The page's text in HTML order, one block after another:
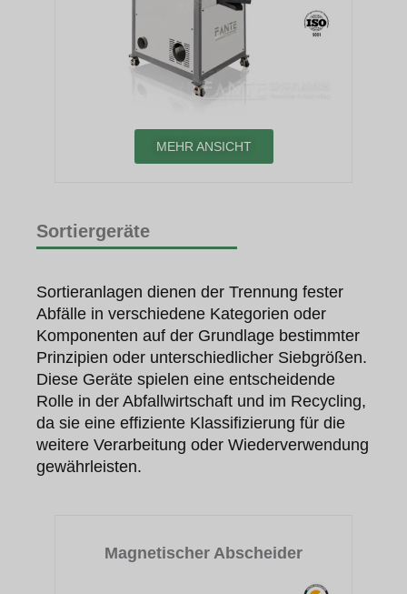
MEHR ANSICHT
Sortiergeräte
Sortieranlagen dienen der Trennung fester
Abfälle in verschiedene Kategorien oder
Komponenten auf der Grundlage bestimmter
Prinzipien oder unterschiedlicher Siebgrößen.
Diese Geräte spielen eine entscheidende
Rolle in der Abfallwirtschaft und im Recycling,
da sie eine effiziente Klassifizierung für die
weitere Verarbeitung oder Wiederverwendung
gewährleisten.
Magnetischer Abscheider